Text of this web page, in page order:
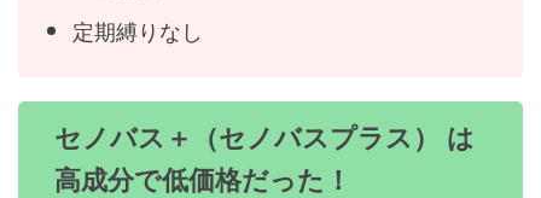
定期縛りなし
セノバス＋（セノバスプラス） は
高成分で低価格だった！